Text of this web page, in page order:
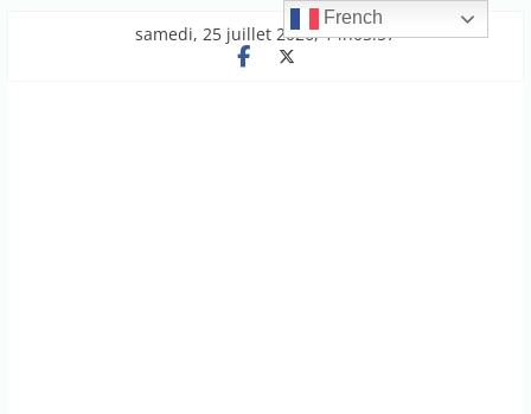
samedi, 25 juillet 2026, 14h05:57
French